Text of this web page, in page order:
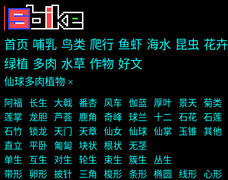
首页 哺乳 鸟类 爬行 鱼虾 海水 昆虫 花卉
绿植 多肉 水草 作物 好文
仙球多肉植物 ×
阿福 长生 大戟 番杏 风车 伽蓝 厚叶 景天
菊类
莲掌
龙胆 芦荟 鹿角 奇峰 球兰 十二 石花
石莲
石竹
锁龙 天门 天章 仙女 仙球 仙掌 玉锥
其他
直立
平卧 匍匐 块状 根状
无茎
单生
互生 对生 轮生 束生 簇生
丛生
带形
卵形 披针 三角 梭形 条形 椭圆 线形
心形